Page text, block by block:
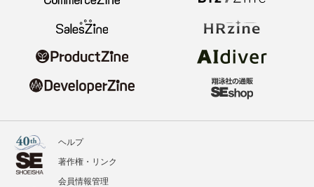
ヘルプ
著作権・リンク
会員情報管理